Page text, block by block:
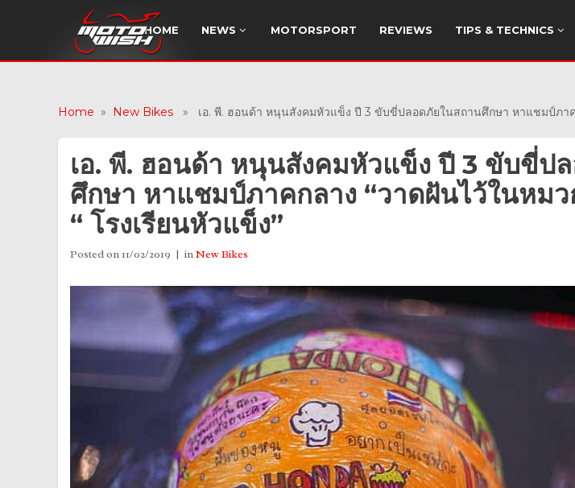
HOME NEWS MOTORSPORT REVIEWS TIPS & TECHNICS
Home » New Bikes » เอ. พี. ฮอนด้า หนุนสังคมหัวแข็ง ปี 3 ขับขี่ปลอดภัยในสถานศึกษา หาแชมป์ภาค
เอ. พี. ฮอนด้า หนุนสังคมหัวแข็ง ปี 3 ขับขี่ป
ศึกษา หาแชมป์ภาคกลาง “วาดฝันไว้ในหม
“ โรงเรียนหัวแข็ง”
Posted on11/02/2019 inNew Bikes